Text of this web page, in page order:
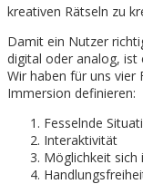
kreativen Rätseln zu
Damit ein Nutzer
digital oder analog, ist
Wir haben für uns vier
Immersion definieren:
Fesselnde
Interaktivität
Möglichkeit sich